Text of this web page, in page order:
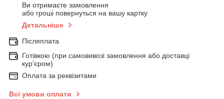
Ви отримаєте замовлення
або гроші повернуться на вашу картку
Детальніше
Післяплата
Готівкою (при самовивозі замовлення або доставці
кур'єром)
Оплата за реквізитами
Всі умови оплати